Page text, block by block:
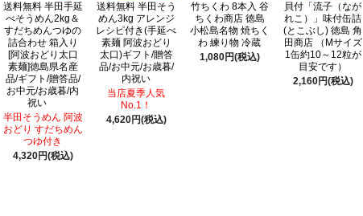
送料無料 半田手延
べそうめん2kg＆
すだちめんつゆの
詰合わせ 箱入り
[阿波おどり太口
素麺]徳島県名産
品/ギフト/贈答品/
お中元/お歳暮/内
祝い
半田そうめん 阿波
おどり すだちめん
つゆ付き
4,320円(税込)
送料無料 半田そう
めん3kg アレンジ
レシピ付き(手延べ
素麺 阿波おどり
太口)ギフト/贈答
品/お中元/お歳暮/
内祝い
当店夏季人気
No.1！
4,620円(税込)
竹ちくわ 8本入 谷
ちくわ商店 徳島
小松島名物 焼ちく
わ 練り物 冷蔵
1,080円(税込)
貝付「流子（なが
れこ）」味付缶詰
(とこぶし) 徳島 角
田商店 （Mサイズ
1缶約10～12粒が
目安です）
2,160円(税込)